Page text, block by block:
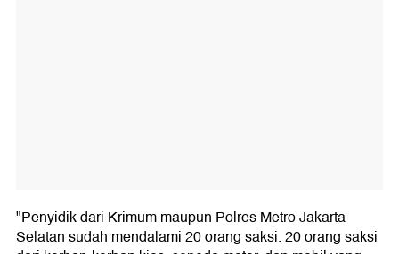
"Penyidik dari Krimum maupun Polres Metro Jakarta
Selatan sudah mendalami 20 orang saksi. 20 orang saksi